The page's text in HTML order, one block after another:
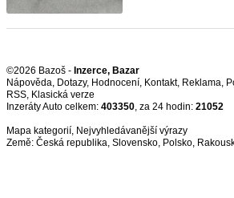
©2026 Bazoš - Inzerce, Bazar
Nápověda, Dotazy, Hodnocení, Kontakt, Reklama,
RSS,
Inzeráty Auto celkem: 403350, za 24 hodin: 21052
Mapa kategorií, Nejvyhledávanější výrazy
Země: Česká republika, Slovensko, Polsko,